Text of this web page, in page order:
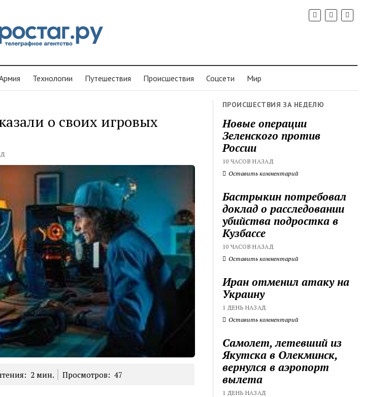
Технологии Путешествия Проиcшествия Соцсети Мир
о своих игровых
2 мин. Просмотров: 47
ПРОИСШЕСТВИЯ ЗА НЕДЕЛЮ
Новые операции
Зеленского против
России
10 ЧАСОВ НАЗАД
Оставить комментарий
Бастрыкин потребовал
доклад о расследовании
убийства подростка в
Кузбассе
10 ЧАСОВ НАЗАД
Оставить комментарий
Иран отменил атаку на
Украину
1 ДЕНЬ НАЗАД
Оставить комментарий
Самолет, летевший из
Якутска в Олекминск,
вернулся в аэропорт
вылета
1 ДЕНЬ НАЗАД